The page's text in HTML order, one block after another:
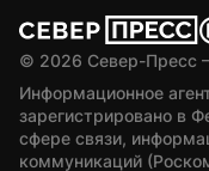
© 2026 Север-Пресс
Информационное
зарегистрировано в
сфере связи,
коммуникаций